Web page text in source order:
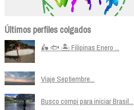
Últimos perfiles colgados
🛵 🐟 🏝️ Filipinas Enero ...
Viaje Septiembre...
Busco compi para iniciar Brasil...